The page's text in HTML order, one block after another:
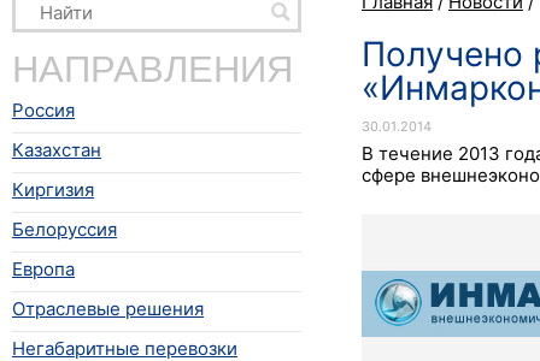
НАПРАВЛЕНИЯ
Россия
Казахстан
Киргизия
Белоруссия
Европа
Отраслевые решения
Негабаритные перевозки
Получено
30.01.2014
В течение 2013
сфере